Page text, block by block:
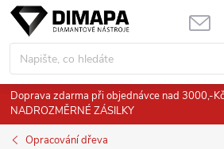
Přejít
obsah
Doprava zdarma při objednávce nad 3000,-
NADROZMĚRNÉ ZÁSILKY
Opracování dřeva